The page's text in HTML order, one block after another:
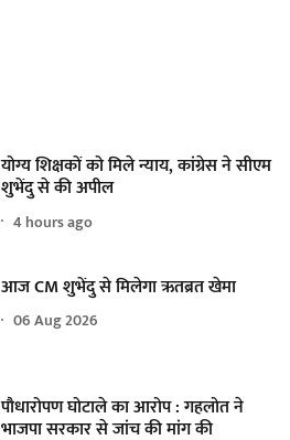
योग्य शिक्षकों को मिले न्याय, कांग्रेस ने सीएम
शुभेंदु से की अपील
4 hours ago
आज CM शुभेंदु से मिलेगा ऋतब्रत खेमा
06 Aug 2026
पौधारोपण घोटाले का आरोप : गहलोत ने
भाजपा सरकार से जांच की मांग की